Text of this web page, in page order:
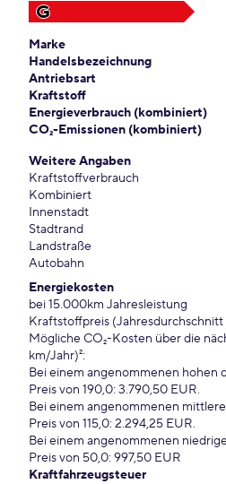
G
Marke
Handelsbezeichnung
Antriebsart
Kraftstoff
Energieverbrauch (kombiniert)
CO₂-Emissionen (kombiniert)
Weitere Angaben
Kraftstoffverbrauch
Kombiniert
Innenstadt
Stadtrand
Landstraße
Autobahn
Energiekosten
bei 15.000km Jahresleistung
Kraftstoffpreis
Mögliche CO₂-Kosten über die
km/Jahr)²:
Bei einem angenommenen hohen
Preis von 190,0: 3.790,50 EUR.
Bei einem angenommenen
Preis von 115,0: 2.294,25 EUR.
Bei einem angenommenen
Preis von 50,0: 997,50 EUR
Kraftfahrzeugsteuer